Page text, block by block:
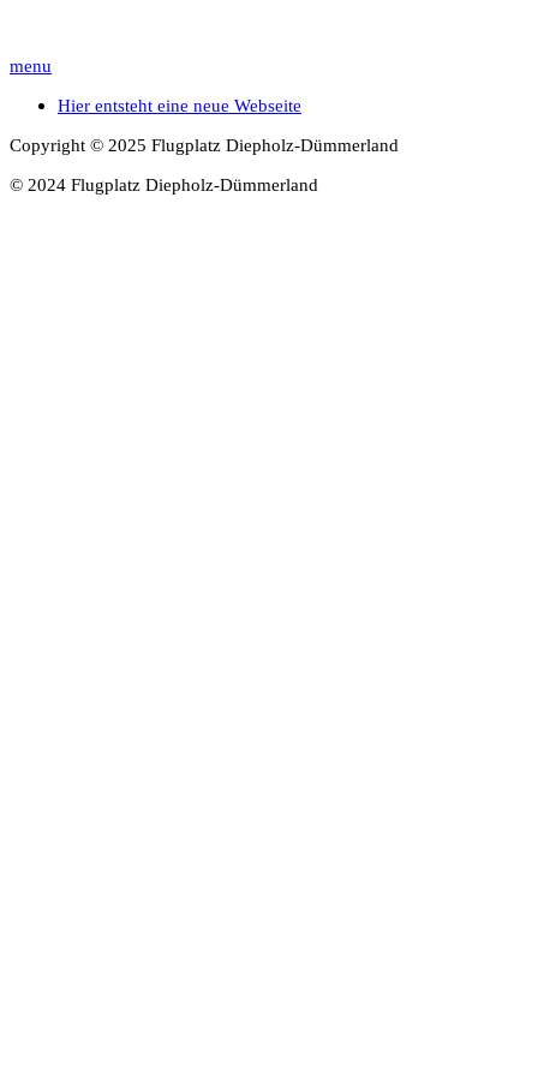
menu
Hier entsteht eine neue Webseite
Copyright © 2025 Flugplatz Diepholz-Dümmerland
© 2024 Flugplatz Diepholz-Dümmerland